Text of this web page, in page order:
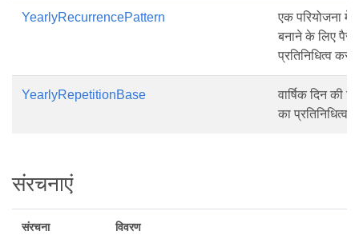
YearlyRecurrencePattern
एक परियोजना में
बनाने के लिए
प्रतिनिधित्व
YearlyRepetitionBase
वार्षिक दिन की
का प्रतिनिधित्व
संरचनाएं
संरचना विवरण